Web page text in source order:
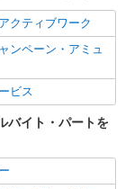
クティブワーク
ンペーン・アミュ
ビス
バイト・パートを